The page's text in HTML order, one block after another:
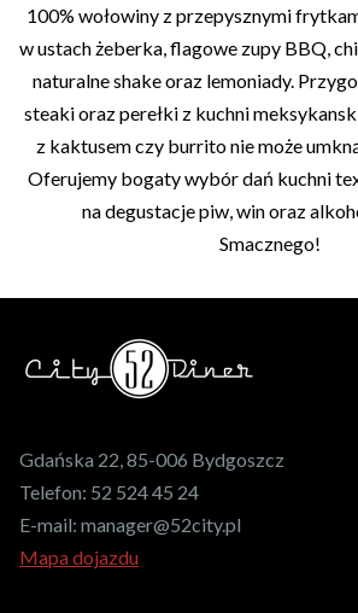
100% wołowiny z przepysznymi
w ustach żeberka, flagowe zupy BBQ,
naturalne shake oraz lemoniady.
steaki oraz perełki z kuchni
z kaktusem czy burrito nie może
Oferujemy bogaty wybór dań kuchni
na degustacje piw, win oraz
Smacznego!
Gdańska 22, 85-006 Bydgoszcz
Telefon: 52 524 45 24
E-mail: manager@52city.pl
Mapa dojazdu